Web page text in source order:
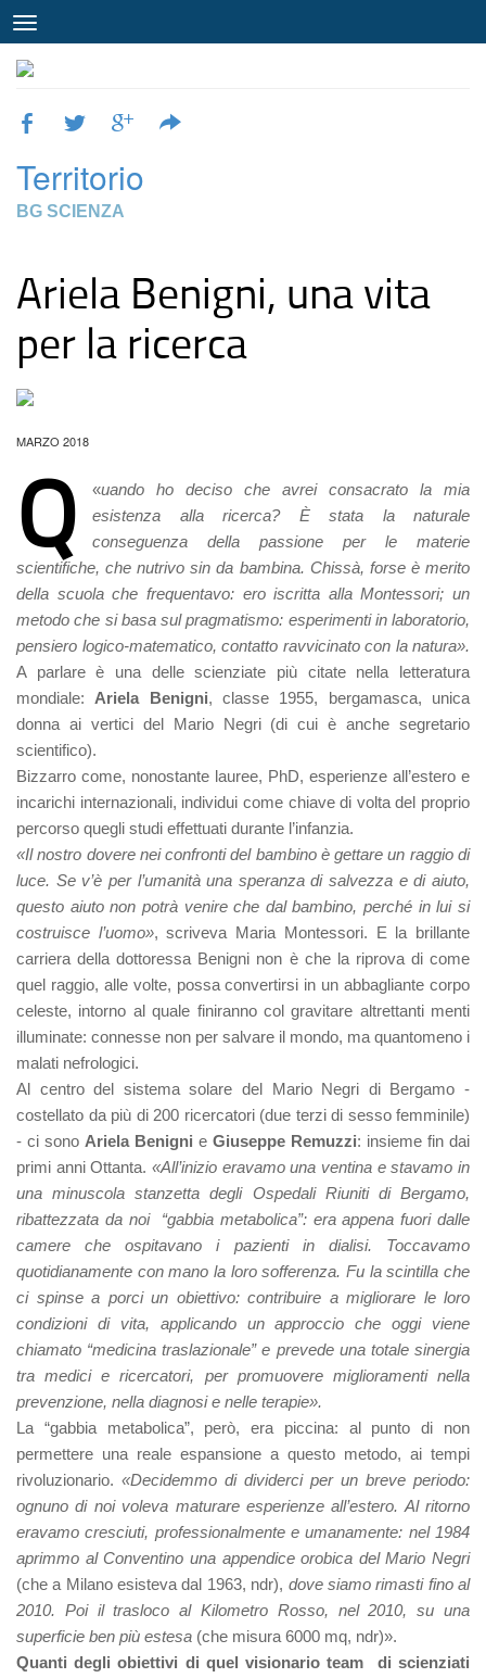
Territorio
BG SCIENZA
Ariela Benigni, una vita
per la ricerca
MARZO 2018
«
Q
uando ho deciso che avrei consacrato la mia
esistenza alla ricerca? È stata la naturale
conseguenza della passione per le materie
scientifiche, che nutrivo sin da bambina. Chissà, forse è merito
della scuola che frequentavo: ero iscritta alla Montessori; un
metodo che si basa sul pragmatismo: esperimenti in laboratorio,
pensiero logico-matematico, contatto ravvicinato con la natura».
A parlare è una delle scienziate più citate nella letteratura
mondiale: Ariela Benigni, classe 1955, bergamasca, unica
donna ai vertici del Mario Negri (di cui è anche segretario
scientifico).
Bizzarro come, nonostante lauree, PhD, esperienze all’estero e
incarichi internazionali, individui come chiave di volta del proprio
percorso quegli studi effettuati durante l’infanzia.
«Il nostro dovere nei confronti del bambino è gettare un raggio di
luce. Se v’è per l’umanità una speranza di salvezza e di aiuto,
questo aiuto non potrà venire che dal bambino, perché in lui si
costruisce l’uomo», scriveva Maria Montessori. E la brillante
carriera della dottoressa Benigni non è che la riprova di come
quel raggio, alle volte, possa convertirsi in un abbagliante corpo
celeste, intorno al quale finiranno col gravitare altrettanti menti
illuminate: connesse non per salvare il mondo, ma quantomeno i
malati nefrologici.
Al centro del sistema solare del Mario Negri di Bergamo -
costellato da più di 200 ricercatori (due terzi di sesso femminile)
- ci sono Ariela Benigni e Giuseppe Remuzzi: insieme fin dai
primi anni Ottanta. «All’inizio eravamo una ventina e stavamo in
una minuscola stanzetta degli Ospedali Riuniti di Bergamo,
ribattezzata da noi “gabbia metabolica”: era appena fuori dalle
camere che ospitavano i pazienti in dialisi. Toccavamo
quotidianamente con mano la loro sofferenza. Fu la scintilla che
ci spinse a porci un obiettivo: contribuire a migliorare le loro
condizioni di vita, applicando un approccio che oggi viene
chiamato “medicina traslazionale” e prevede una totale sinergia
tra medici e ricercatori, per promuovere miglioramenti nella
prevenzione, nella diagnosi e nelle terapie».
La “gabbia metabolica”, però, era piccina: al punto di non
permettere una reale espansione a questo metodo, ai tempi
rivoluzionario. «Decidemmo di dividerci per un breve periodo:
ognuno di noi voleva maturare esperienze all’estero. Al ritorno
eravamo cresciuti, professionalmente e umanamente: nel 1984
aprimmo al Conventino una appendice orobica del Mario Negri
(che a Milano esisteva dal 1963, ndr), dove siamo rimasti fino al
2010. Poi il trasloco al Kilometro Rosso, nel 2010, su una
superficie ben più estesa (che misura 6000 mq, ndr)».
Quanti degli obiettivi di quel visionario team di scienziati